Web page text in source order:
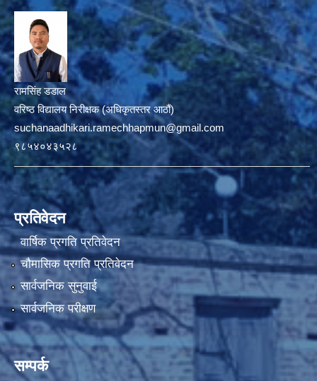
रामसिंह डडाल
वरिष्ठ विद्यालय निरीक्षक (अधिकृतस्तर आठौं)
suchanaadhikari.ramechhapmun@gmail.com
९८५४०४३५२८
प्रतिवेदन
वार्षिक प्रगति प्रतिवेदन
चौमासिक प्रगति प्रतिवेदन
सार्वजनिक सुनुवाई
सार्वजनिक परीक्षण
सम्पर्क